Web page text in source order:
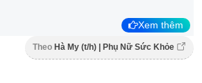
Xem thêm
Theo Hà My (t/h) | Phụ Nữ Sức Khỏe